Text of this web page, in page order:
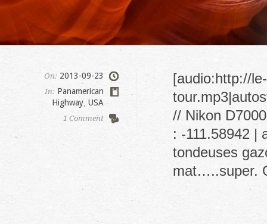
On: 2013-09-23
In: Panamerican
Highway USA
1 Comment
[audio:http://
// Nikon
: -111.58942 |
tondeuses
mat…..super.